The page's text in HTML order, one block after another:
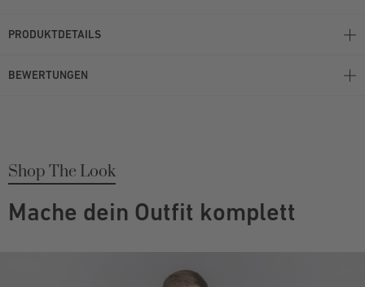
PRODUKTDETAILS
BEWERTUNGEN
Shop The Look
Mache dein Outfit komplett